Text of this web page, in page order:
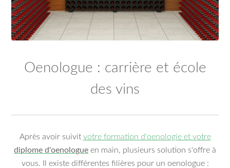
Oenologue : carrière et école
des vins
Après avoir suivit votre formation d'oenologie et votre
diplome d'oenologue en main, plusieurs solution s'offre à
vous. Il existe différentes filières pour un oenologue :